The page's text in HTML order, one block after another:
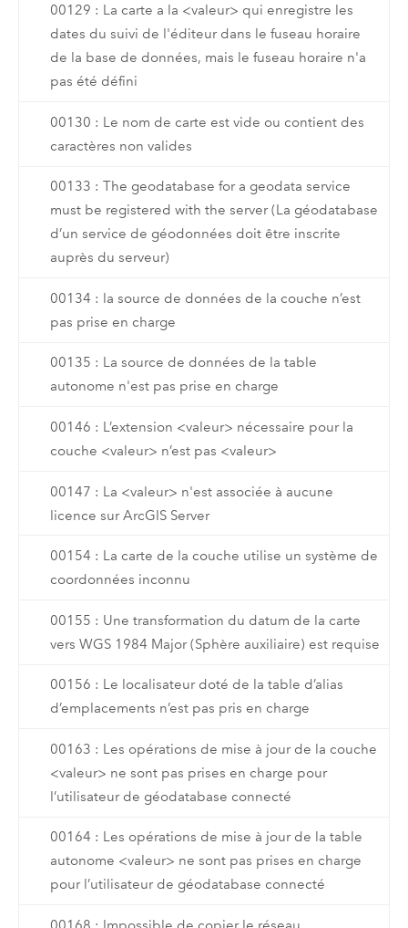
00129 : La carte a la <valeur> qui enregistre les
dates du suivi de l'éditeur dans le fuseau horaire
de la base de données, mais le fuseau horaire n'a
pas été défini
00130 : Le nom de carte est vide ou contient des
caractères non valides
00133 : The geodatabase for a geodata service
must be registered with the server (La géodatabase
d’un service de géodonnées doit être inscrite
auprès du serveur)
00134 : la source de données de la couche n’est
pas prise en charge
00135 : La source de données de la table
autonome n'est pas prise en charge
00146 : L’extension <valeur> nécessaire pour la
couche <valeur> n’est pas <valeur>
00147 : La <valeur> n'est associée à aucune
licence sur ArcGIS Server
00154 : La carte de la couche utilise un système de
coordonnées inconnu
00155 : Une transformation du datum de la carte
vers WGS 1984 Major (Sphère auxiliaire) est requise
00156 : Le localisateur doté de la table d’alias
d’emplacements n’est pas pris en charge
00163 : Les opérations de mise à jour de la couche
<valeur> ne sont pas prises en charge pour
l’utilisateur de géodatabase connecté
00164 : Les opérations de mise à jour de la table
autonome <valeur> ne sont pas prises en charge
pour l’utilisateur de géodatabase connecté